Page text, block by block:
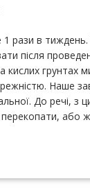
рази в
після
кислих грунтах
Наше
До речі, з
перекопати, або